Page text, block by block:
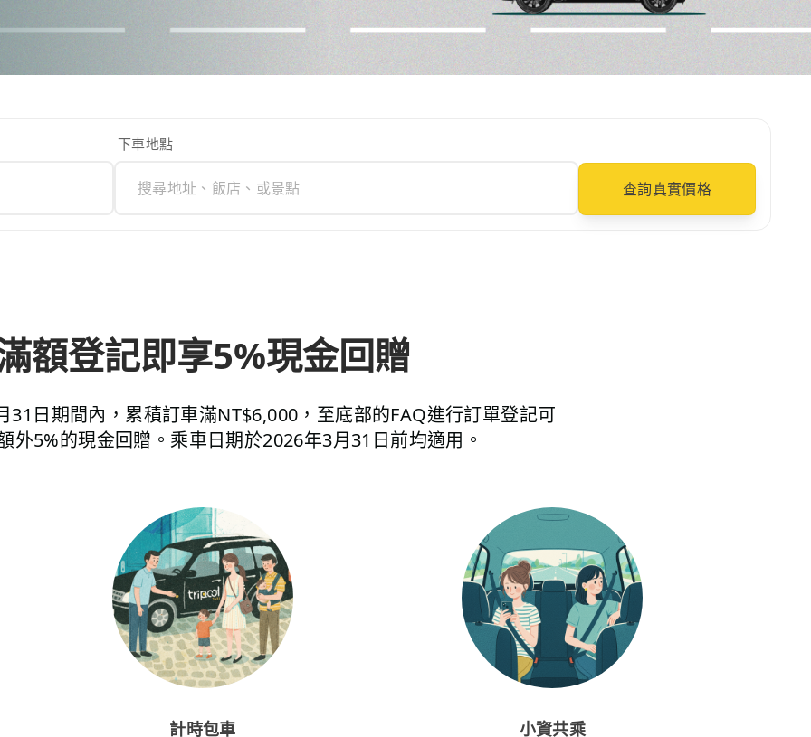
下車地點
查詢真實價格
額登記即享5%現金回贈
31日期間內，累積訂車滿NT$6,000，至底部的FAQ進行訂單登記可
外5%的現金回贈。乘車日期於2026年3月31日前均適用。
計時包車 小資共乘